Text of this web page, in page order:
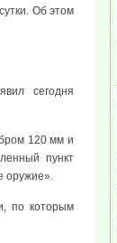
Об этом
сегодня
120 мм и
пункт
оружие».
по которым